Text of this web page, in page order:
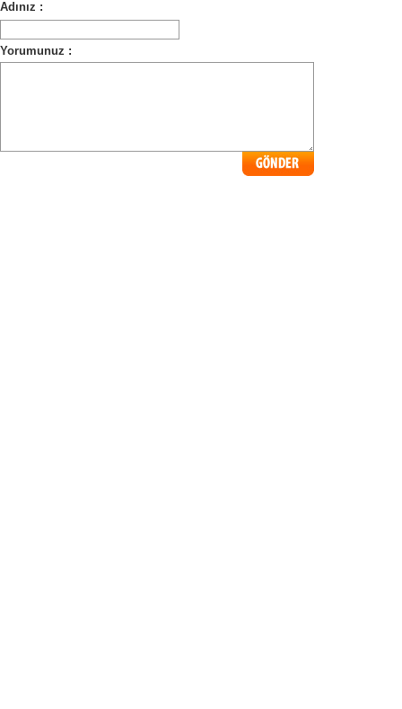
Adınız :
Yorumunuz :